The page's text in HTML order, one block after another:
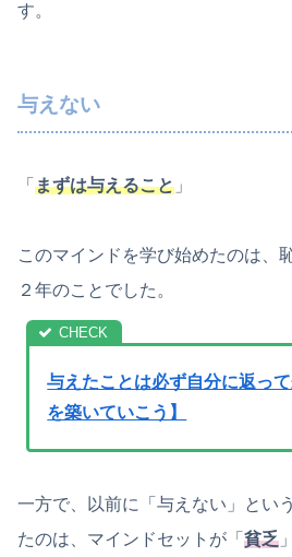
す。
与えない
「 まずは与えること 」
このマインドを学び始めたのは、
２年のことでした。
与えたことは必ず自分に返っ
を築いていこう】
一方で、以前に「与えない」とい
たのは、マインドセットが「 貧乏